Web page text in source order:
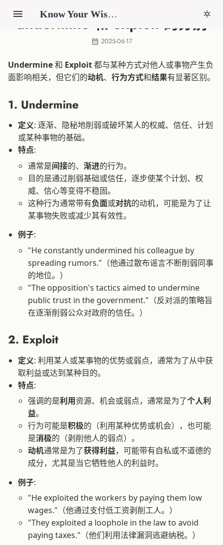
Know Your Wisdom
undermine 和 exploit 的分别
2025-06-17
Undermine和 Exploit都与某种方式对他人或事物产生负
面影响相关，但它们的动机、 行为方式和结果有显著区别。
1. Undermine
定义: 逐渐、隐秘地削弱或破坏某人的权威、信任、计划
或某种事物的基础。
特点:
通常是间接的、 渐进的行为。
目的是通过削弱基础或信任，逐步使某个计划、权
威、信心等变得不稳固。
这种行为通常带有负面或对抗的动机，可能是为了让
某事物失败或减少其有效性。
例子:
"He constantly undermined his colleague by
spreading rumors."（他通过散布谣言不断削弱同事
的地位。）
"The opposition's tactics aimed to undermine
public trust in the government."（反对派的策略旨
在逐渐削弱公众对政府的信任。）
2. Exploit
定义: 利用某人或某事物的优势或弱点，通常为了从中获
取利益或达到某种目的。
特点:
强调的是利用资源、机会或弱点，通常是为了个人利
益。
行为可能是积极的（利用某种优势或机会），也可能
是消极的（剥削他人的弱点）。
动机通常是为了获得利益，可能带有自私或不道德的
成分，尤其是当它牺牲他人的利益时。
例子:
"He exploited the workers by paying them low
wages."（他通过支付低工资剥削工人。）
"They exploited a loophole in the law to avoid
paying taxes."（他们利用法律漏洞逃避纳税。）